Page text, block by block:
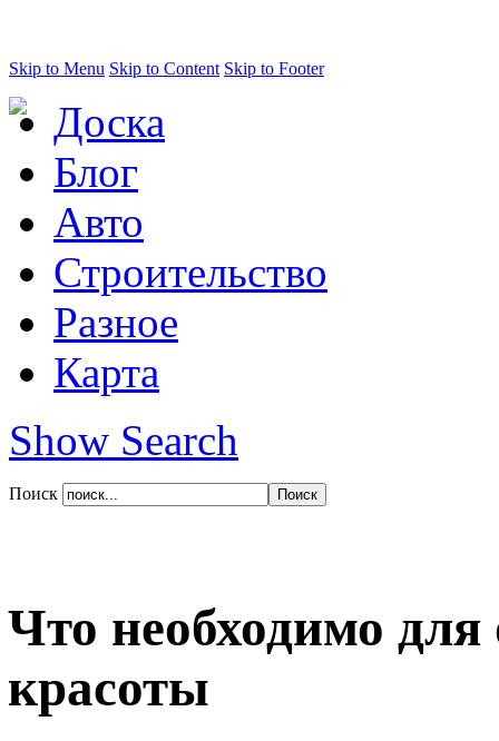
Skip to Menu Skip to Content Skip to Footer
Доска
Блог
Авто
Строительство
Разное
Карта
Show Search
Поиск
Что необходимо
красоты